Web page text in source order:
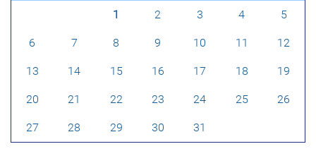
1 2 3 4 5
6 7 8 9 10 11 12
13 14 15 16 17 18 19
20 21 22 23 24 25 26
27 28 29 30 31